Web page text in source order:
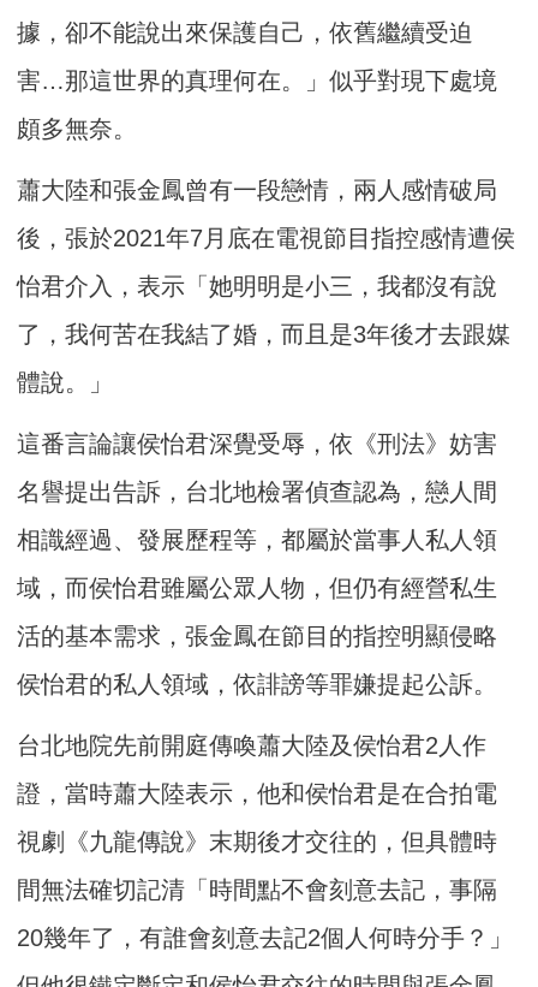
據，卻不能說出來保護自己，依舊繼續受迫
害…那這世界的真理何在。」似乎對現下處境
頗多無奈。
蕭大陸和張金鳳曾有一段戀情，兩人感情破局
後，張於2021年7月底在電視節目指控感情遭侯
怡君介入，表示「她明明是小三，我都沒有說
了，我何苦在我結了婚，而且是3年後才去跟媒
體說。」
這番言論讓侯怡君深覺受辱，依《刑法》妨害
名譽提出告訴，台北地檢署偵查認為，戀人間
相識經過、發展歷程等，都屬於當事人私人領
域，而侯怡君雖屬公眾人物，但仍有經營私生
活的基本需求，張金鳳在節目的指控明顯侵略
侯怡君的私人領域，依誹謗等罪嫌提起公訴。
台北地院先前開庭傳喚蕭大陸及侯怡君2人作
證，當時蕭大陸表示，他和侯怡君是在合拍電
視劇《九龍傳說》末期後才交往的，但具體時
間無法確切記清「時間點不會刻意去記，事隔
20幾年了，有誰會刻意去記2個人何時分手？」